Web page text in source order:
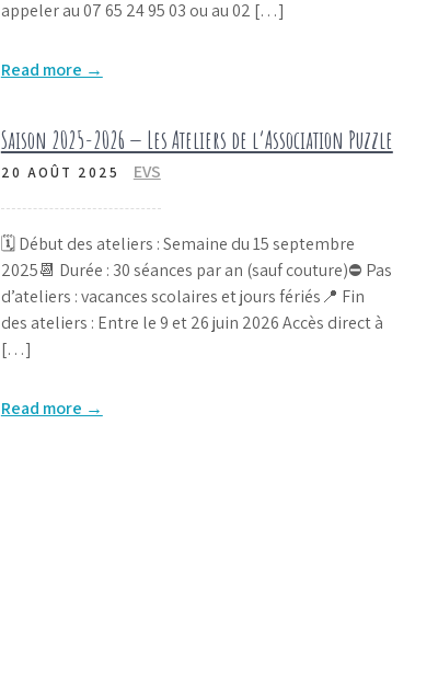
appeler au 07 65 24 95 03 ou au 02 […]
Read more →
Saison 2025-2026 — Les Ateliers de l’Association Puzzle
20 AOÛT 2025 EVS
🗓️ Début des ateliers : Semaine du 15 septembre
2025📆 Durée : 30 séances par an (sauf couture)⛔ Pas
d’ateliers : vacances scolaires et jours fériés📍 Fin
des ateliers : Entre le 9 et 26 juin 2026 Accès direct à
[…]
Read more →